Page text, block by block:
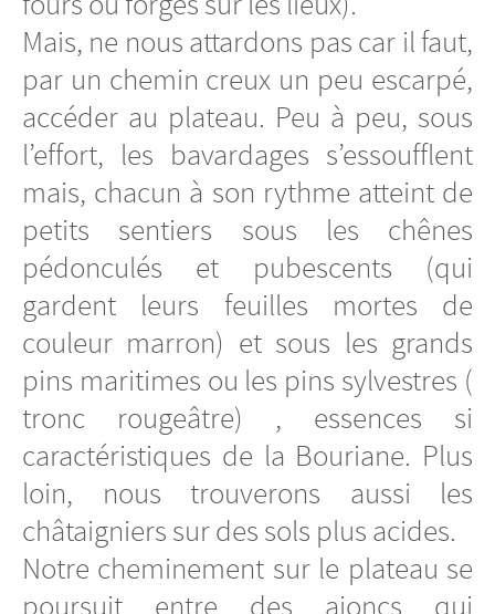
Mais, ne nous attardons pas car il faut,
par un chemin creux un peu escarpé,
accéder au plateau. Peu à peu, sous
l’effort, les bavardages s’essoufflent
mais, chacun à son rythme atteint de
petits sentiers sous les chênes
pédonculés et pubescents (qui
gardent leurs feuilles mortes de
couleur marron) et sous les grands
pins maritimes ou les pins sylvestres (
tronc rougeâtre) , essences si
caractéristiques de la Bouriane. Plus
loin, nous trouverons aussi les
châtaigniers sur des sols plus acides.
Notre cheminement sur le plateau se
poursuit entre des ajoncs qui